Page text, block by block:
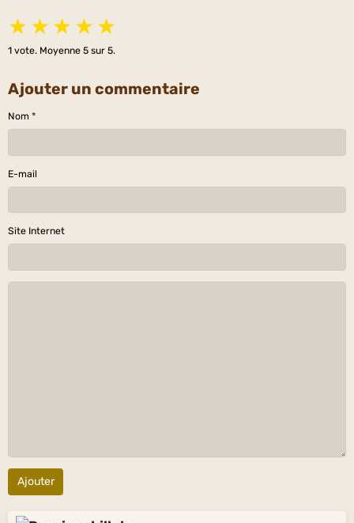
★ ★ ★ ★ ★
1 vote. Moyenne 5 sur 5.
Ajouter un commentaire
Nom
E-mail
Site Internet
Ajouter